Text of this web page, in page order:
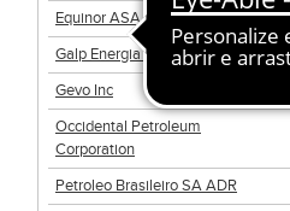
Equinor ASA ADR
Galp Energia (Nom)
Gevo Inc
Occidental Petroleum
Corporation
Petroleo Brasileiro SA ADR